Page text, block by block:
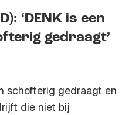
‘DENK is een
gedraagt’
schofterig gedraagt en
die niet bij